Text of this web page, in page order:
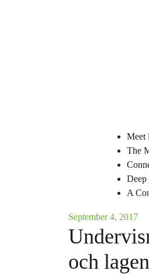
Meet
The
Deep
A
September 4, 2017
och